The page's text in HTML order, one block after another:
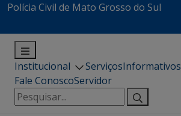
Polícia Civil de Mato Grosso do Sul
Institucional ServiçosInformativos
Fale ConoscoServidor
Pesquisar
por: